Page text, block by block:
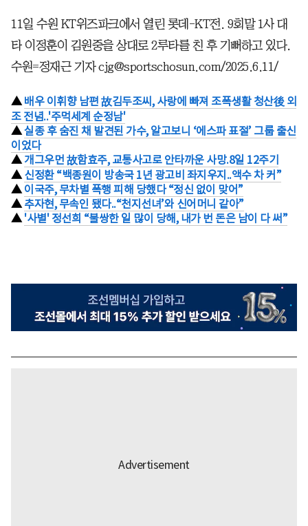
11일 수원 KT위즈파크에서 열린 롯데-KT전. 9회말 1사 대
타 이정훈이 김원중을 상대로 2루타를 친 후 기뻐하고 있다.
수원=정재근 기자 cjg@sportschosun.com/2025.6.11/
▲배우 이휘향 남편 故김두조씨, 사랑에 빠져 조폭생활 청산後 외
조 전념..'주먹세계 순정남'
▲실종 후 숨진 채 발견된 가수, 알고보니 ‘에스파 표절’ 그룹 출신
이었다
▲개그우먼 故함효주, 교통사고로 안타까운 사망.8일 12주기
▲신정환 “백종원이 방송국 1년 광고비 좌지우지..액수 차 커”
▲이국주, 무차별 폭행 피해 당했다 “정신 없이 맞어”
▲추자현, 무속인 됐다..“천지선녀’와 신어머니 같아”
▲'사별' 정선희 “불쌍한 일 많이 당해, 내가 번 돈은 남이 다 써”